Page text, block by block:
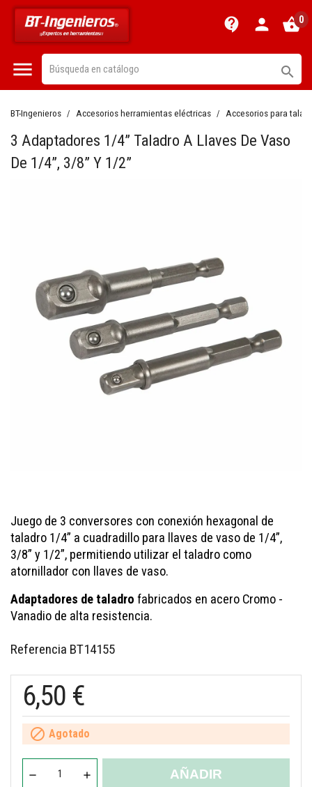
contact_support person shopping_basket0
 
BT-Ingenieros Accesorios herramientas eléctricas Accesorios para
3 Adaptadores 1/4” Taladro A Llaves De Vaso
De 1/4”, 3/8” Y 1/2”
Juego de 3 conversores con conexión hexagonal de
taladro 1/4” a cuadradillo para llaves de vaso de 1/4”,
3/8” y 1/2”, permitiendo utilizar el taladro como
atornillador con llaves de vaso.
Adaptadores de taladro fabricados en acero Cromo -
Vanadio de alta resistencia.
Referencia BT14155
6,50 €
 Agotado
AÑADIR